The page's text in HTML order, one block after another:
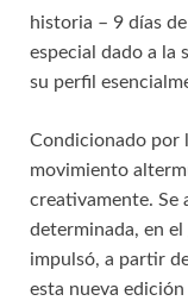
historia – 9 días
especial dado a la
su perfil
Condicionado por
movimiento
creativamente. Se
determinada, en
impulsó, a partir
esta nueva